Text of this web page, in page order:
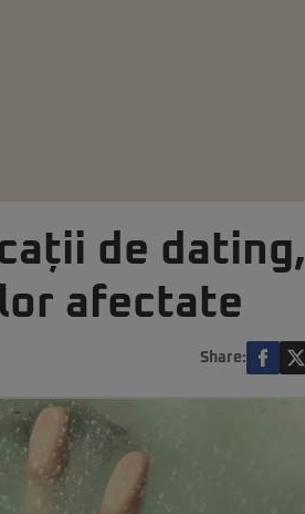
de dating,
afectate
Share: